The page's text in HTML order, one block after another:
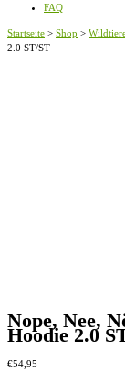
FAQ
Startseite > Shop >
2.0 ST/ST
Nope, Nee,
Hoodie 2.0
€54,95